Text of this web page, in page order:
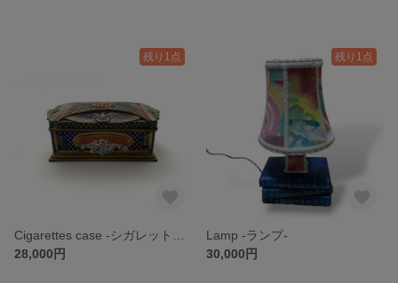
残り1点
28,000円
残り1点
Lamp -ランプ-
30,000円